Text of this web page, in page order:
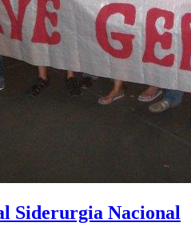
Siderurgia Nacional